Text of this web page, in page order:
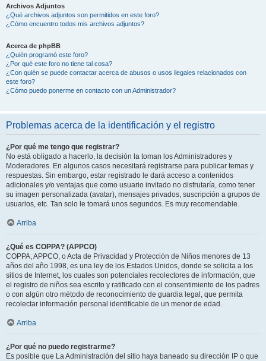
Archivos Adjuntos
¿Qué archivos adjuntos son permitidos en este foro?
¿Cómo encuentro todos mis archivos adjuntos?
Acerca de phpBB
¿Quién programó este foro?
¿Por qué este foro no tiene tal cosa?
¿Con quién se puede contactar acerca de abusos o usos ilegales relacionados con
este foro?
¿Cómo puedo ponerme en contacto con un Administrador?
Problemas acerca de la identificación y el registro
¿Por qué me tengo que registrar?
No está obligado a hacerlo, la decisión la toman los Administradores y
Moderadores. En algunos casos necesitará registrarse para publicar temas y
respuestas. Sin embargo, estar registrado le dará acceso a contenidos
adicionales y/o ventajas que como usuario invitado no disfrutaría, como tener
su imagen personalizada (avatar), mensajes privados, suscripción a grupos de
usuarios, etc. Tan solo le tomará unos segundos. Es muy recomendable.
Arriba
¿Qué es COPPA? (APPCO)
COPPA, APPCO, o Acta de Privacidad y Protección de Niños menores de 13
años del año 1998, es una ley de los Estados Unidos, donde se solicita a los
sitios de Internet, los cuales son potenciales recolectores de información, que
el registro de niños sea escrito y ratificado con el consentimiento de los padres
o con algún otro método de reconocimiento de guardia legal, que permita
recolectar información personal identificable de un menor de edad.
Arriba
¿Por qué no puedo registrarme?
Es posible que La Administración del sitio haya baneado su dirección IP o que